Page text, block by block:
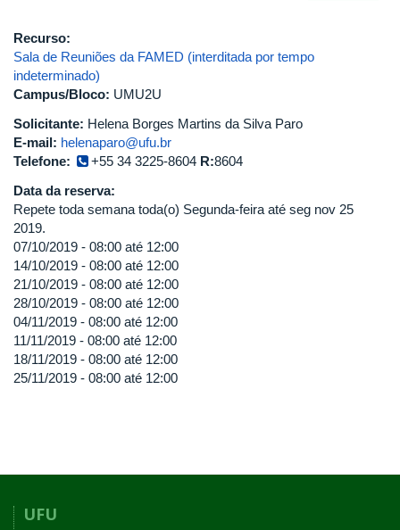
Recurso:
Sala de Reuniões da FAMED (interditada por tempo
indeterminado)
Campus/Bloco: UMU2U
Solicitante: Helena Borges Martins da Silva Paro
E-mail: helenaparo@ufu.br
Telefone:
+55 34 3225-8604 R:8604
Data da reserva:
Repete toda semana toda(o) Segunda-feira até seg nov 25
2019.
07/10/2019 - 08:00 até 12:00
14/10/2019 - 08:00 até 12:00
21/10/2019 - 08:00 até 12:00
28/10/2019 - 08:00 até 12:00
04/11/2019 - 08:00 até 12:00
11/11/2019 - 08:00 até 12:00
18/11/2019 - 08:00 até 12:00
25/11/2019 - 08:00 até 12:00
UFU